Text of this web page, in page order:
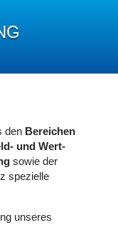
den Bereichen
und Wert­
sowie der
spezielle
unseres